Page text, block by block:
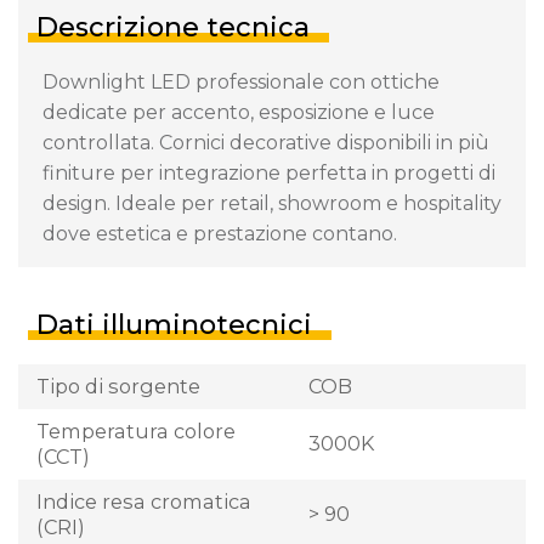
Descrizione tecnica
Downlight LED professionale con ottiche
dedicate per accento, esposizione e luce
controllata. Cornici decorative disponibili in più
finiture per integrazione perfetta in progetti di
design. Ideale per retail, showroom e hospitality
dove estetica e prestazione contano.
Dati illuminotecnici
Tipo di sorgente
COB
Temperatura colore
(CCT)
3000K
Indice resa cromatica
(CRI)
> 90